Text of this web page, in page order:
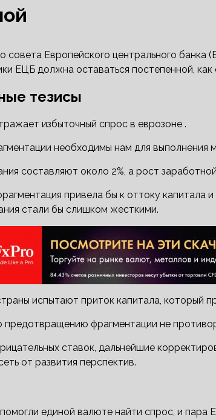
совета Европейского центрального банка
ЕЦБ должна оставаться постепенной,
тезисы
избыточный спрос в еврозоне .
необходимы нам для выполнения
составляют около 2%, а рост
привела бы к оттоку капитала
стали бы слишком жесткими.
испытают приток капитала, который
предотвращению фрагментации не
ставок, дальнейшие
от развития перспектив.
единой валюте найти спрос, и пара